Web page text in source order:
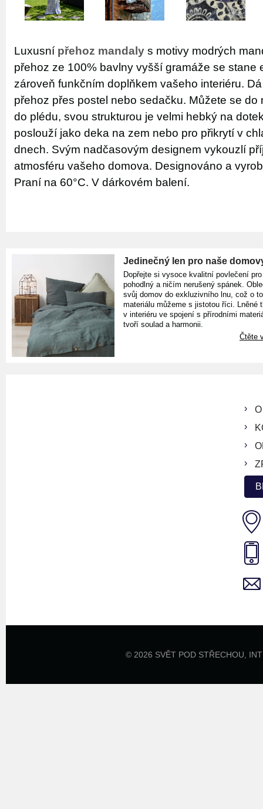
Luxusní přehoz mandaly s motivy modrých
přehoz ze 100% bavlny vyšší gramáže se stane
zároveň funkčním doplňkem vašeho interiéru.
přehoz přes postel nebo sedačku. Můžete se do
do plédu, svou strukturou je velmi hebký na
poslouží jako deka na zem nebo pro přikrytí v
dnech. Svým nadčasovým designem vykouzlí
atmosféru vašeho domova. Designováno a
Praní na 60°C. V dárkovém balení.
Jedinečný len pro naše
Dopřejte si vysoce kvalitní povlečení pro
pohodlný a ničím nerušený spánek.
svůj domov do exkluzivního lnu, což o
materiálu můžeme s jistotou říci. Lněné
v interiéru ve spojení s přírodními
tvoří soulad a harmonii.
Čtěte
© 2026 SVĚT POD STŘECHOU,